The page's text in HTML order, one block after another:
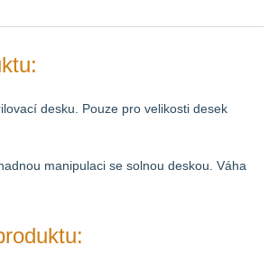
desku. Pouze pro velikosti desek
manipulaci se solnou deskou. Váha